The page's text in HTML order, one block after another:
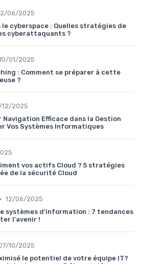
06/2025
cyberspace : Quelles stratégies de
cyberattaquants ?
01/2025
: Comment se préparer à cette
?
12/2025
Navigation Efficace dans la Gestion
Vos Systèmes Informatiques
vos actifs Cloud ? 5 stratégies
de la sécurité Cloud
• 12/06/2025
systèmes d'information : 7 tendances
l'avenir !
10/2025
le potentiel de votre équipe IT?